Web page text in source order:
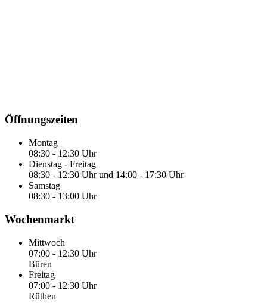
Öffnungszeiten
Montag
08:30 - 12:30 Uhr
Dienstag - Freitag
08:30 - 12:30 Uhr und 14:00 - 17:30 Uhr
Samstag
08:30 - 13:00 Uhr
Wochenmarkt
Mittwoch
07:00 - 12:30 Uhr
Büren
Freitag
07:00 - 12:30 Uhr
Rüthen